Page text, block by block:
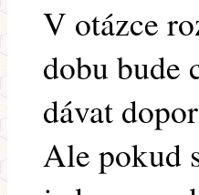
V otázce
dobu bude
dávat
Ale pokud